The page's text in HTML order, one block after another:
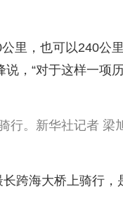
里，也可以240公
，“对于这样一项
行。新华社记者 梁
跨海大桥上骑行，